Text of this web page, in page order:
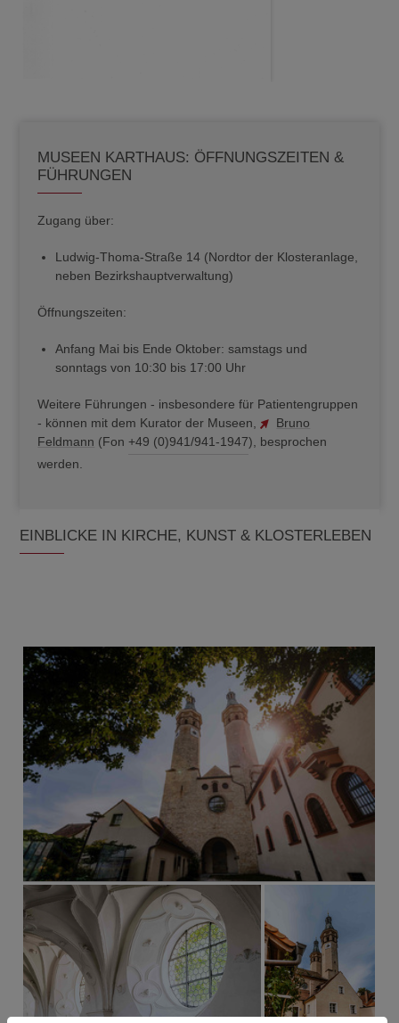
MUSEEN KARTHAUS: ÖFFNUNGSZEITEN &
FÜHRUNGEN
Zugang über:
Ludwig-Thoma-Straße 14 (Nordtor der Klosteranlage,
neben Bezirkshauptverwaltung)
Öffnungszeiten:
Anfang Mai bis Ende Oktober: samstags und
sonntags von 10:30 bis 17:00 Uhr
Weitere Führungen - insbesondere für Patientengruppen
- können mit dem Kurator der Museen,
Bruno
Feldmann (Fon+49 (0)941/941-1947), besprochen
werden.
EINBLICKE IN KIRCHE, KUNST & KLOSTERLEBEN
Datenschutzerklärung.
Dieses YouTube-Video laden Cookie-Einstellungen